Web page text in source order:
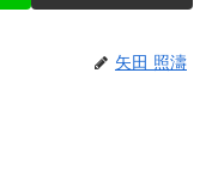
矢田 照濤